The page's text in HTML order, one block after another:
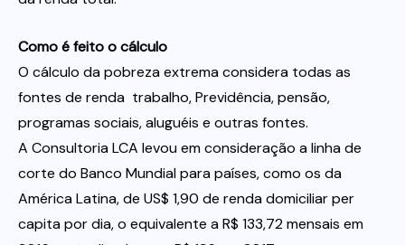
Como é feito o cálculo
O cálculo da pobreza extrema considera todas as
fontes de renda  trabalho, Previdência, pensão,
programas sociais, aluguéis e outras fontes.
A Consultoria LCA levou em consideração a linha de
corte do Banco Mundial para países, como os da
América Latina, de US$ 1,90 de renda domiciliar per
capita por dia, o equivalente a R$ 133,72 mensais em